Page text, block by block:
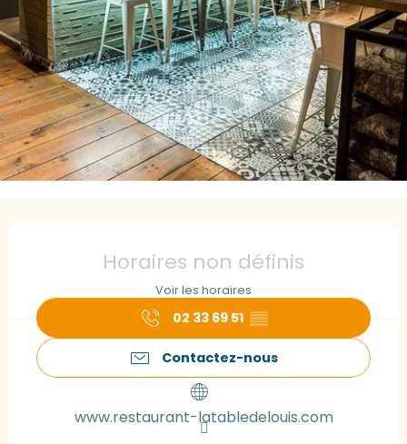
Horaires non définis
Voir les horaires
02 33 69 51 ▒▒
Contactez-nous
www.restaurant-latabledelouis.com